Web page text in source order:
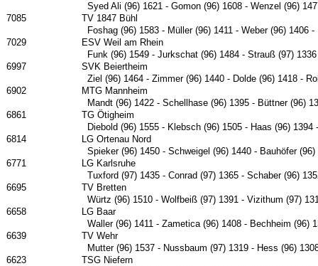
Syed Ali (96) 1621 - Gomon (96) 1608 - Wenzel (96)
7085
TV 1847 Bühl
Foshag (96) 1583 - Müller (96) 1411 - Weber (96) 1406
7029
ESV Weil am Rhein
Funk (96) 1549 - Jurkschat (96) 1484 - Strauß (97)
6997
SVK Beiertheim
Ziel (96) 1464 - Zimmer (96) 1440 - Dolde (96) 1418 -
6902
MTG Mannheim
Mandt (96) 1422 - Schellhase (96) 1395 - Büttner (96)
6861
TG Ötigheim
Diebold (96) 1555 - Klebsch (96) 1505 - Haas (96) 1394
6814
LG Ortenau Nord
Spieker (96) 1450 - Schweigel (96) 1440 - Bauhöfer
6771
LG Karlsruhe
Tuxford (97) 1435 - Conrad (97) 1365 - Schaber (96)
6695
TV Bretten
Würtz (96) 1510 - Wolfbeiß (97) 1391 - Vizithum (97)
6658
LG Baar
Waller (96) 1411 - Zametica (96) 1408 - Bechheim (96)
6639
TV Wehr
Mutter (96) 1537 - Nussbaum (97) 1319 - Hess (96)
6623
TSG Niefern